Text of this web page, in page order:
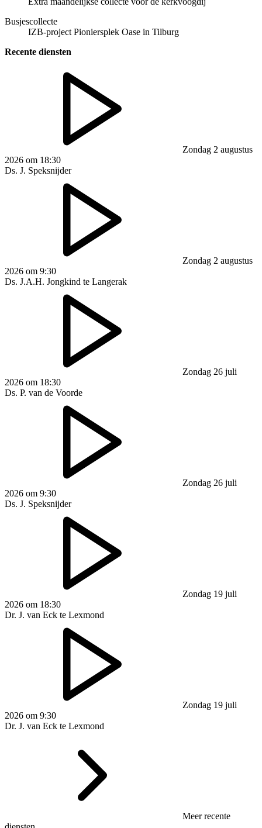
Busjescollecte
IZB-project Pioniersplek Oase in Tilburg
Recente diensten
Zondag 2 augustus
2026 om 18:30
Ds. J. Speksnijder
Zondag 2 augustus
2026 om 9:30
Ds. J.A.H. Jongkind te Langerak
Zondag 26 juli
2026 om 18:30
Ds. P. van de Voorde
Zondag 26 juli
2026 om 9:30
Ds. J. Speksnijder
Zondag 19 juli
2026 om 18:30
Dr. J. van Eck te Lexmond
Zondag 19 juli
2026 om 9:30
Dr. J. van Eck te Lexmond
Meer recente